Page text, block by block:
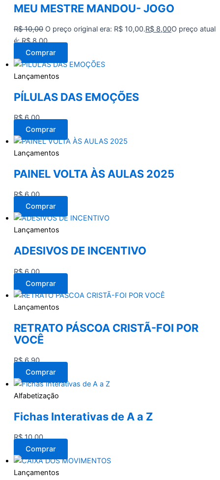
MEU MESTRE MANDOU- JOGO
R$10,00 O preço original era: R$ 10,00.R$ 8,00O preço atual
é: R$ 8,00.
Comprar
Lançamentos
PÍLULAS DAS EMOÇÕES
R$6,00
Comprar
Lançamentos
PAINEL VOLTA ÀS AULAS 2025
R$6,00
Comprar
Lançamentos
ADESIVOS DE INCENTIVO
R$6,00
Comprar
Lançamentos
RETRATO PÁSCOA CRISTÃ-FOI POR
VOCÊ
R$6,90
Comprar
Alfabetização
Fichas Interativas de A a Z
R$10,00
Comprar
Lançamentos